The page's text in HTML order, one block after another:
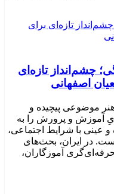
چشم‌انداز تازه‌ای
اصفهانی
موضوعی پیچیده و
آموزش و پرورش را به
با شرایط اجتماعی،
در ایران، بحث‌های
آموزگاران،